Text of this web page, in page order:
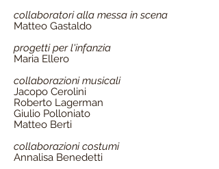
collaboratori alla messa in scena
Matteo Gastaldo
progetti per l'infanzia
Maria Ellero
collaborazioni musicali
Jacopo Cerolini
Roberto Lagerman
Giulio Polloniato
Matteo Berti
collaborazioni costumi
Annalisa Benedetti